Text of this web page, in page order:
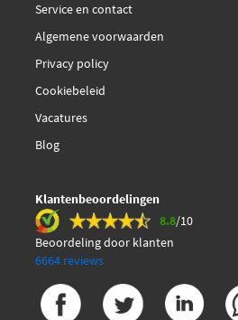
Service en contact
Algemene voorwaarden
Privacy policy
Cookiebeleid
Vacatures
Blog
Klantenbeoordelingen
8.8/10
Beoordeling door klanten
6664 reviews